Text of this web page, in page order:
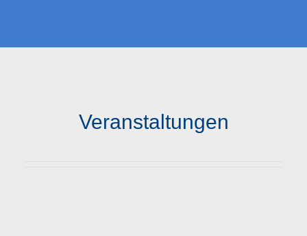
Veranstaltungen